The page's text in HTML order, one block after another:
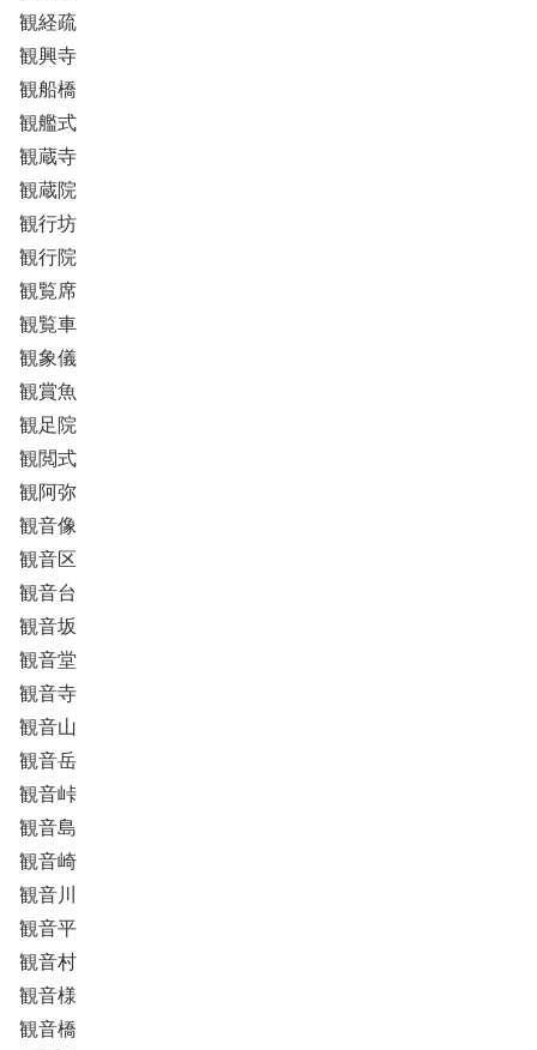
観経疏
観興寺
観船橋
観艦式
観蔵寺
観蔵院
観行坊
観行院
観覧席
観覧車
観象儀
観賞魚
観足院
観閲式
観阿弥
観音像
観音区
観音台
観音坂
観音堂
観音寺
観音山
観音岳
観音峠
観音島
観音崎
観音川
観音平
観音村
観音様
観音橋